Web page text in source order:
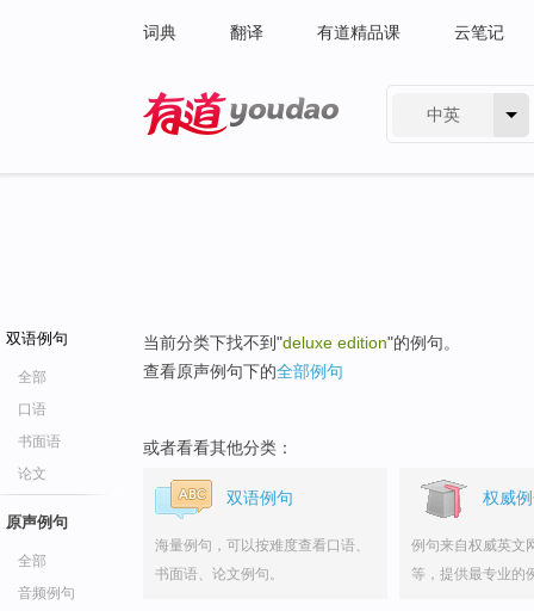
词典 翻译 有道精品课 云笔记
中英
双语例句
全部
口语
书面语
论文
原声例句
全部
音频例句
当前分类下找不到"deluxe edition"的例句。
查看原声例句下的全部例句
或者看看其他分类：
双语例句
海量例句，可以按难度查看口语、
书面语、论文例句。
权威
例句来自权威英文
等，提供最专业的